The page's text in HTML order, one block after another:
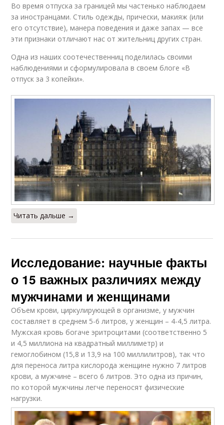
Во время отпуска за границей мы частенько наблюдаем
за иностранцами. Стиль одежды, прически, макияж (или
его отсутствие), манера поведения и даже запах — все
эти признаки отличают нас от жительниц других стран.
Одна из наших соотечественниц поделилась своими
наблюдениями и сформулировала в своем блоге «В
отпуск за 3 копейки».
Читать дальше →
Исследование: научные факты
о 15 важных различиях между
мужчинами и женщинами
Объем крови, циркулирующей в организме, у мужчин
составляет в среднем 5-6 литров, у женщин – 4-4,5 литра.
Мужская кровь богаче эритроцитами (соответственно 5
и 4,5 миллиона на квадратный миллиметр) и
гемоглобином (15,8 и 13,9 на 100 миллилитров), так что
для переноса литра кислорода женщине нужно 7 литров
крови, а мужчине – всего 6 литров. Это одна из причин,
по которой мужчины легче переносят физические
нагрузки.